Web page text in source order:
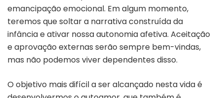
emancipação emocional. Em algum momento,
teremos que soltar a narrativa construída da
infância e ativar nossa autonomia afetiva. Aceitação
e aprovação externas serão sempre bem-vindas,
mas não podemos viver dependentes disso.
O objetivo mais difícil a ser alcançado nesta vida é